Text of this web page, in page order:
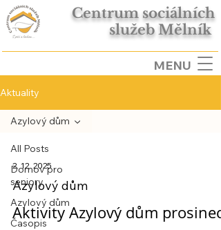
Centrum sociálních
služeb Mělník
MENU
Aktuality
All Posts
Domov pro
seniory
Azylový dům
Časopis
Azylový dům
2. 12. 2025
Azylový dům
Aktivity Azylový dům prosinec